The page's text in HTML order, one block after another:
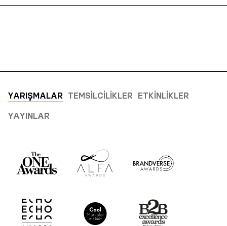
YARIŞMALAR TEMSILCILIKLER ETKINLIKLER
YAYINLAR